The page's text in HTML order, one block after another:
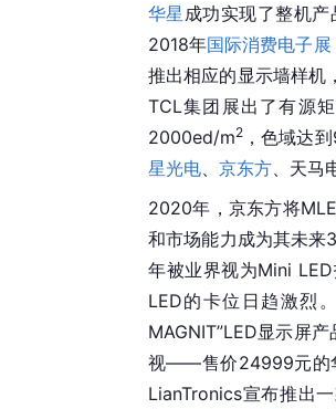
华星 成功实现了整机
2018年国际消费电子展
推出相应的显示墙样机
TCL集团展出了有源
2000ed/m2 ，色域达
星光电
京东方 、天
2020年，京东方将
和市场能力成为其未
年被业界视为Mini
LED的卡位日趋激烈
MAGNIT”LED显示屏
视——售价24999元的
LianTronics宣布推出